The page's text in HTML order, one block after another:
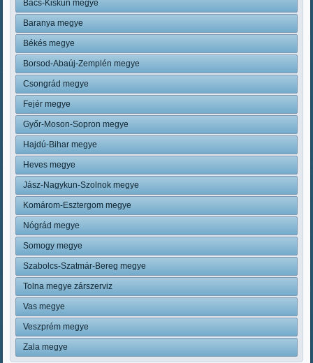
Bács-Kiskun megye
Baranya megye
Békés megye
Borsod-Abaúj-Zemplén megye
Csongrád megye
Fejér megye
Győr-Moson-Sopron megye
Hajdú-Bihar megye
Heves megye
Jász-Nagykun-Szolnok megye
Komárom-Esztergom megye
Nógrád megye
Somogy megye
Szabolcs-Szatmár-Bereg megye
Tolna megye zárszerviz
Vas megye
Veszprém megye
Zala megye